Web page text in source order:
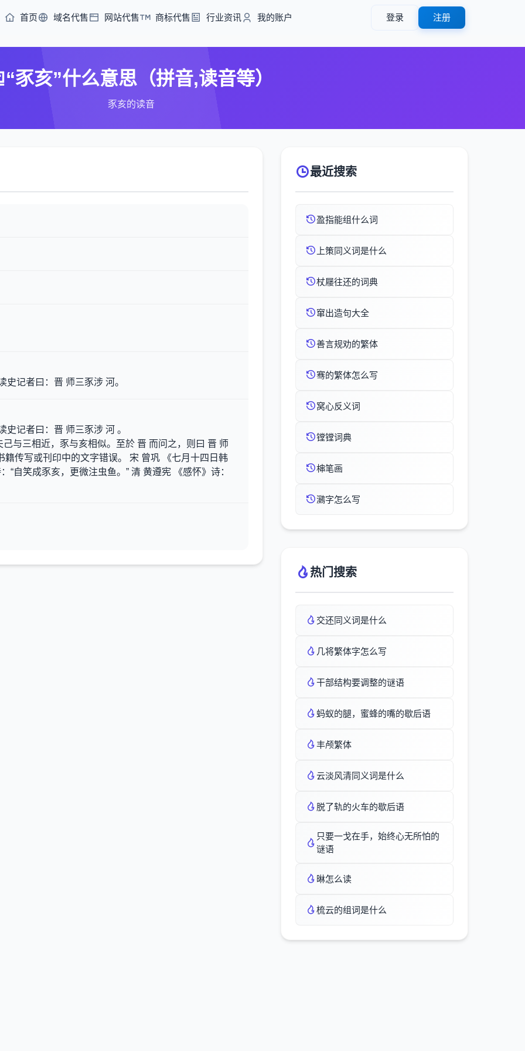
首页 域名代售 网站代售 商标代售 行业资讯 我的账户 登录 注册
“豕亥”什么意思（拼音,读音等）
豕亥的读音
史记者曰：晋 师三豕涉 河。
史记者曰：晋 师三豕涉 河 。
与三相近，豕与亥相似。至於 晋 而问之，则曰 晋 师
籍传写或刊印中的文字错误。 宋 曾巩 《七月十四日韩
“自笑成豕亥，更微注虫鱼。” 清 黄遵宪 《感怀》诗：
最近搜索
盈指能组什么词
上策同义词是什么
杖屦往还的词典
窜出造句大全
善言规劝的繁体
骞的繁体怎么写
窝心反义词
镗镗词典
梙笔画
鸂字怎么写
热门搜索
交还同义词是什么
几将繁体字怎么写
干部结构要调整的谜语
蚂蚁的腿，蜜蜂的嘴的歇后语
丰颅繁体
云淡风清同义词是什么
脱了轨的火车的歇后语
只要一戈在手，始终心无所怕的
谜语
晽怎么读
梳云的组词是什么